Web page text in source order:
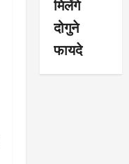
मिलेंगे
दोगुने
फायदे